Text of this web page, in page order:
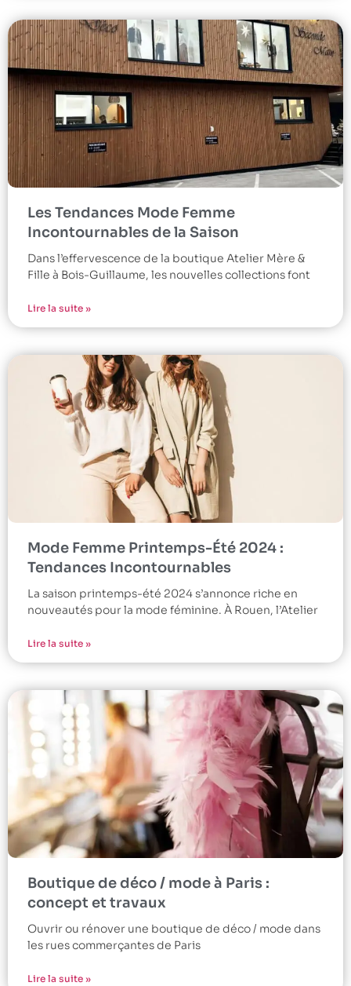
Les Tendances Mode Femme
Incontournables de la Saison
Dans l’effervescence de la boutique Atelier Mère &
Fille à Bois-Guillaume, les nouvelles collections font
Lire la suite »
Mode Femme Printemps-Été 2024 :
Tendances Incontournables
La saison printemps-été 2024 s’annonce riche en
nouveautés pour la mode féminine. À Rouen, l’Atelier
Lire la suite »
Boutique de déco / mode à Paris :
concept et travaux
Ouvrir ou rénover une boutique de déco / mode dans
les rues commerçantes de Paris
Lire la suite »